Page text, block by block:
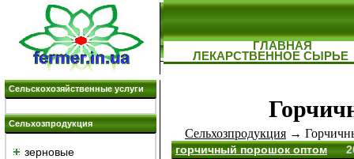
ГЛАВНАЯ
ЛЕКАРСТВЕННОЕ СЫРЬЕ
Сельскохозяйственные услуги
Сельхозпродукция
зерновые
Сельхозпродукция →
горчичный порошок оптом